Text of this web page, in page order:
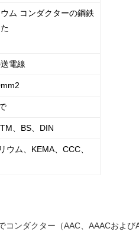
ム コンダクターの鋼鉄
電線
、BS、DIN
ウム、KEMA、CCC、
ンダクター（AAC、AAACおよび